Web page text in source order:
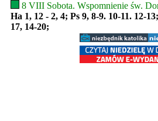
8 VIII Sobota. Wspomnienie św.
Ha 1, 12 - 2, 4; Ps 9, 8-9. 10-11. 12-
17, 14-20;